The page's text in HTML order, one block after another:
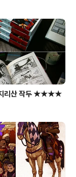
지리산 작두 ★★★★